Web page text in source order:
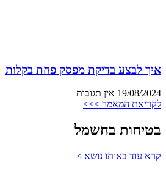
איך לבצע בדיקת מפסק פחת בקלות
19/08/2024 אין תגובות
לקריאת המאמר >>>
בטיחות בחשמל
קרא עוד באותו נושא >